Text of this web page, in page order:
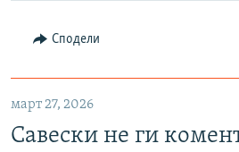
Сподели
март 27, 2026
Савески не ги